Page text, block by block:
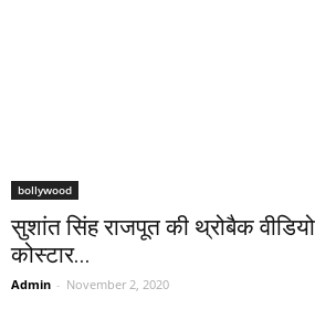
bollywood
सुशांत सिंह राजपूत की थ्रोबैक
कोस्टार...
Admin - November 2, 2020